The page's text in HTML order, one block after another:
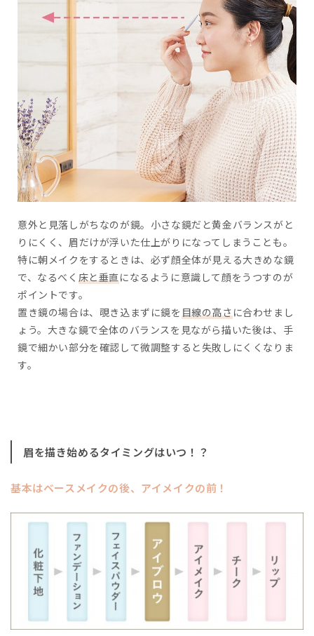
意外と見落しがちなのが鏡。小さな鏡だと黄金バランスがと
りにくく、眉だけが浮いた仕上がりになってしまうことも。
特に朝メイクをするときは、必ず顔全体が見える大きめな鏡
で、なるべく 床と垂直になるように意識して顔をうつすのが
ポイントです。
置き鏡の場合は、覗き込まずに鏡を目線の高さに合わせまし
ょう。大きな鏡で全体のバランスを見ながら描いた後は、手
鏡で細かい部分を確認して微調整すると失敗しにくくなりま
す。
眉を描き始めるタイミングはいつ！？
基本はベースメイクの後、アイメイクの前！